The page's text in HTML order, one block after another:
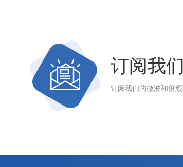
订阅我
订阅我们的微波和射频